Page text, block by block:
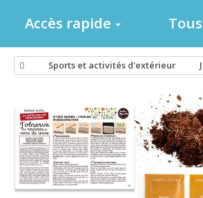
Accès rapide
Sports et activités d'extérieur